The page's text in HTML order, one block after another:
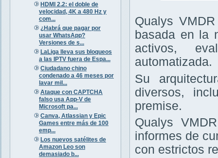
HDMI 2.2: el doble de
velocidad, 4K a 480 Hz y
com...
¿Habrá que pagar por
usar WhatsApp?
Versiones de s...
LaLiga lleva sus bloqueos
a las IPTV fuera de Espa...
Ciudadano chino
condenado a 46 meses por
lavar mil...
Ataque con CAPTCHA
falso usa App-V de
Microsoft pa...
Canva, Atlassian y Epic
Games entre más de 100
emp...
Los nuevos satélites de
Amazon Leo son
demasiado b...
Qualys
basada en la
activos,
automatizada.
Su
diversos,
premise.
Qualys
informes de
con estrictos